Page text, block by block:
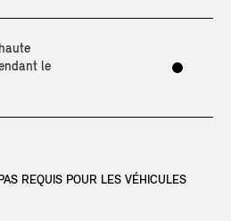
le
REQUIS POUR LES VÉHICULES